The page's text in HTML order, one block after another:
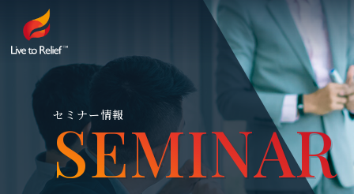
会社概
サービ
セミナー情報
SEMINAR
SEMINAR